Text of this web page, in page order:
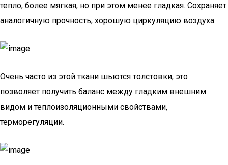
тепло, более мягкая, но при этом менее гладкая. Сохраняет
аналогичную прочность, хорошую циркуляцию воздуха.
Очень часто из этой ткани шьются толстовки, это
позволяет получить баланс между гладким внешним
видом и теплоизоляционными свойствами,
терморегуляции.